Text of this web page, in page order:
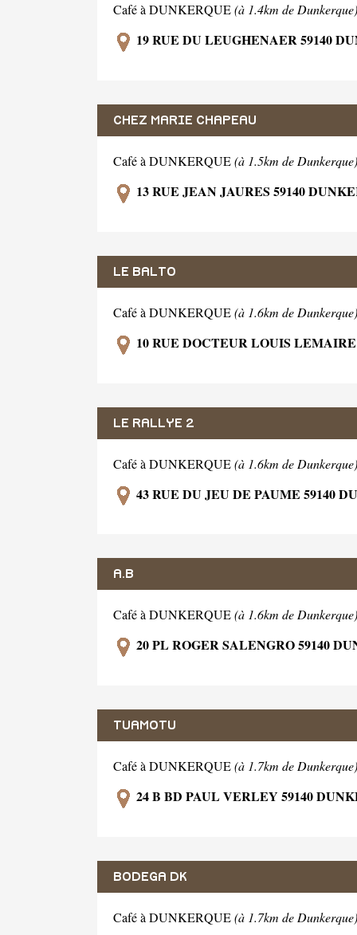
Café à DUNKERQUE(à 1.4km de Dunkerque)
19 RUE DU LEUGHENAER 59140
CHEZ MARIE CHAPEAU
Café à DUNKERQUE(à 1.5km de Dunkerque)
13 RUE JEAN JAURES 59140
LE BALTO
Café à DUNKERQUE(à 1.6km de Dunkerque)
10 RUE DOCTEUR LOUIS
LE RALLYE 2
Café à DUNKERQUE(à 1.6km de Dunkerque)
43 RUE DU JEU DE PAUME 59140
A.B
Café à DUNKERQUE(à 1.6km de Dunkerque)
20 PL ROGER SALENGRO 59140
TUAMOTU
Café à DUNKERQUE(à 1.7km de Dunkerque)
24 B BD PAUL VERLEY 59140
BODEGA DK
Café à DUNKERQUE(à 1.7km de Dunkerque)